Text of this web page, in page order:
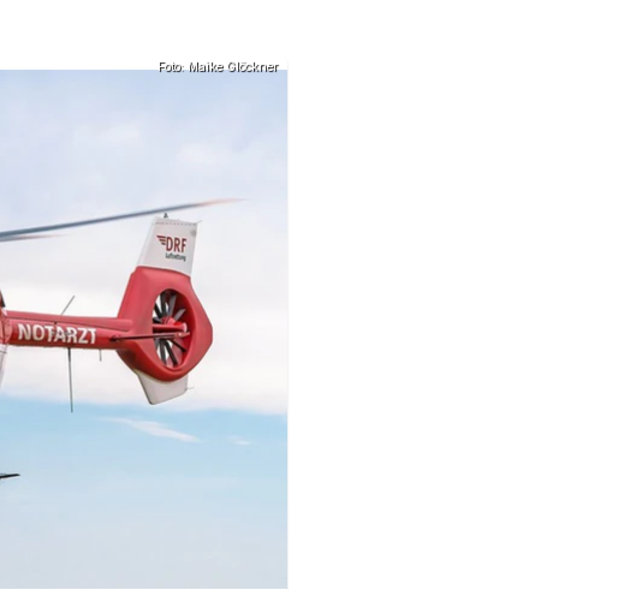
Foto: Maike Glöckner